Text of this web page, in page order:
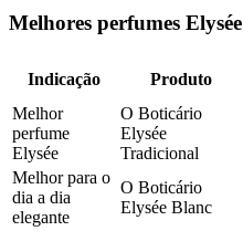
Melhores perfumes Elysée
Indicação Produto
Melhor
perfume
Elysée
O Boticário
Elysée
Tradicional
Melhor para o
dia a dia
elegante
O Boticário
Elysée Blanc